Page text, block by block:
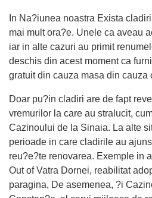
In Na?iunea noastra Exista
mai mult ora?e. Unele ca aveau
iar in alte cazuri au primit
deschis din acest moment ca
gratuit din cauza masa din cauza
Doar pu?in cladiri are de fapt
vremurilor la care au stralucit,
Cazinoului de la Sinaia. La alte
perioade in care cladirile au
reu?e?te renovarea. Exemple in
Out of Vatra Dornei, reabilitat
paragina, De asemenea, ?i